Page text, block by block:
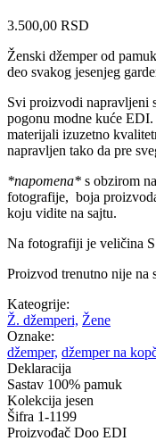
3.500,00 RSD
Ženski džemper od
deo svakog jesenjeg
Svi proizvodi napravljeni
pogonu modne kuće
materijali izuzetno
napravljen tako da pre
*napomena* s obzirom
fotografije, boja
koju vidite na sajtu.
Na fotografiji je veličina
Proizvod trenutno nije na
Kateogrije:
Ž. džemperi, Žene
Oznake:
džemper, džemper na
Deklaracija
Sastav 100% pamuk
Kolekcija jesen
Šifra 1-1199
Proizvođač Doo EDI